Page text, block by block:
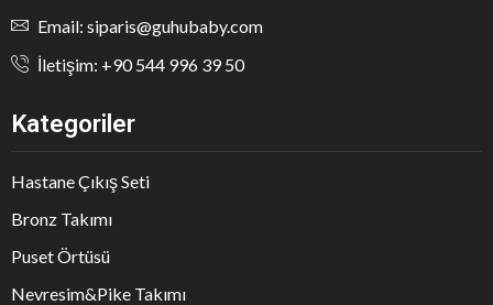
Email: siparis@guhubaby.com
İletişim: +90 544 996 39 50
Kategoriler
Hastane Çıkış Seti
Bronz Takımı
Puset Örtüsü
Nevresim&Pike Takımı